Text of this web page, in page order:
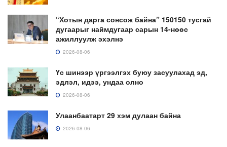
“Хотын дарга сонсож байна” 150150 тусгай
дугаарыг наймдугаар сарын 14-нөөс
ажиллуулж эхэлнэ
2026-08-06
Үс шинээр үргээлгэх буюу засуулахад эд,
эдлэл, идээ, ундаа олно
2026-08-06
Улаанбаатарт 29 хэм дулаан байна
2026-08-06